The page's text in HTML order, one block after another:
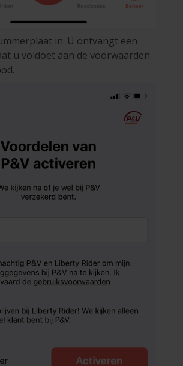
in. U ontvangt een
u voldoet aan de voorwaarden